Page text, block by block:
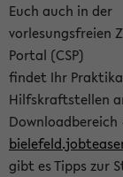
Euch auch in der
vorlesungsfreien
Portal (CSP)
findet Ihr
Hilfskraftstellen
Downloadbereich
gibt es Tipps zur